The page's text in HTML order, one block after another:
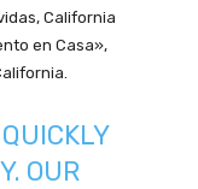
California
en Casa»,
OUR